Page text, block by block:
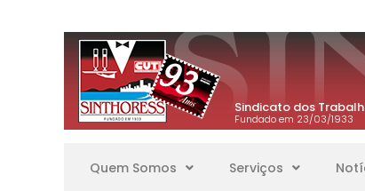
Sindicato dos
Fundado em 23/03/1933
Quem Somos Serviços